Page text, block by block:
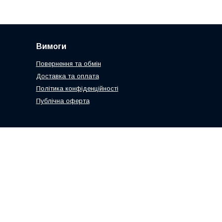
Вимоги
Повернення та обмін
Доставка та оплата
Політика конфіденційності
Публічна оферта